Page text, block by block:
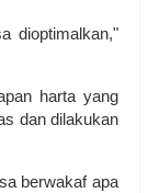
dioptimalkan,"
harta yang
dan dilakukan
berwakaf apa